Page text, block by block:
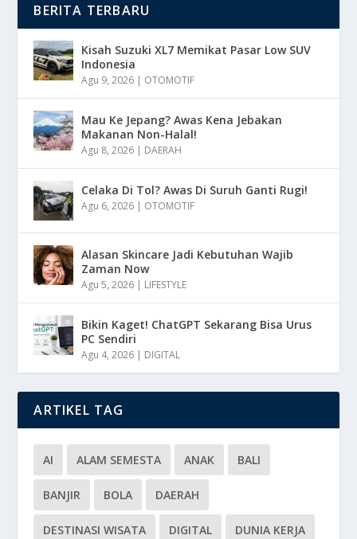
BERITA TERBARU
Kisah Suzuki XL7 Memikat Pasar Low SUV
Indonesia
Agu 9, 2026 | OTOMOTIF
Mau Ke Jepang? Awas Kena Jebakan
Makanan Non-Halal!
Agu 8, 2026 | DAERAH
Celaka Di Tol? Awas Di Suruh Ganti Rugi!
Agu 6, 2026 | OTOMOTIF
Alasan Skincare Jadi Kebutuhan Wajib
Zaman Now
Agu 5, 2026 | LIFESTYLE
Bikin Kaget! ChatGPT Sekarang Bisa Urus
PC Sendiri
Agu 4, 2026 | DIGITAL
ARTIKEL TAG
AI ALAM SEMESTA ANAK BALI
BANJIR BOLA DAERAH
DESTINASI WISATA DIGITAL DUNIA KERJA